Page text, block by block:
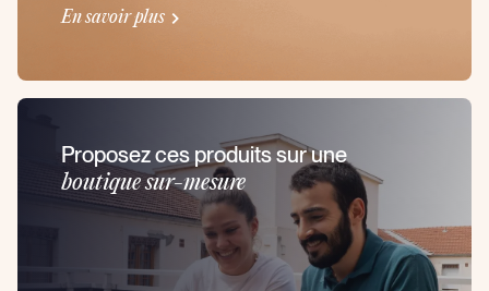
En savoir plus
Proposez ces produits sur une
boutique sur-mesure